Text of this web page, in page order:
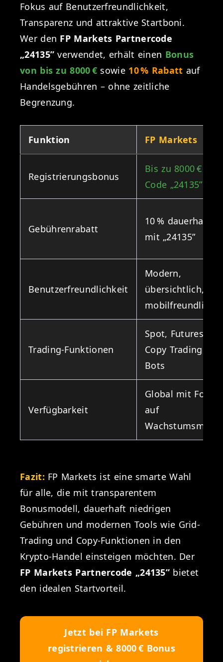
Fokus auf Benutzerfreundlichkeit,
Transparenz und attraktive Startboni.
Wer den FP Markets Partnercode
„24135” verwendet, erhält einen Bonus
von bis zu 8000 € sowie 10 % Rabatt auf
Handelsgebühren – ohne zeitliche
Begrenzung.
Funktion FP Markets
Registrierungsbonus
Bis zu 8000 € mit
Code „24135”
Gebührenrabatt
10 % dauerhaft
mit „24135”
Benutzerfreundlichkeit
Modern,
übersichtlich,
mobilfreundlich
Trading-Funktionen
Spot, Futures,
Copy Trading,
Bots
Verfügbarkeit
Global mit Fokus
auf
Fazit: FP Markets ist eine smarte Wahl
für alle, die mit transparentem
Bonusmodell, dauerhaft niedrigen
Gebühren und modernen Tools wie Grid-
Trading und Copy-Funktionen in den
Krypto-Handel einsteigen möchten. Der
FP Markets Partnercode „24135” bietet
den idealen Startvorteil.
Jetzt bei FP Markets
registrieren & 8000 € Bonus